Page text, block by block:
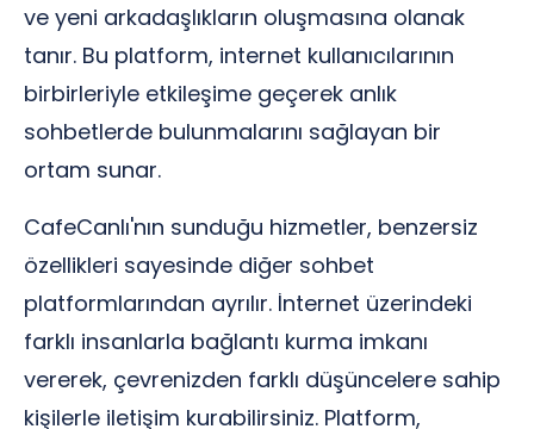
ve yeni arkadaşlıkların oluşmasına olanak
tanır. Bu platform, internet kullanıcılarının
birbirleriyle etkileşime geçerek anlık
sohbetlerde bulunmalarını sağlayan bir
ortam sunar.
CafeCanlı'nın sunduğu hizmetler, benzersiz
özellikleri sayesinde diğer sohbet
platformlarından ayrılır. İnternet üzerindeki
farklı insanlarla bağlantı kurma imkanı
vererek, çevrenizden farklı düşüncelere sahip
kişilerle iletişim kurabilirsiniz. Platform,